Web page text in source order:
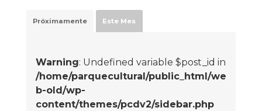
Próximamente Este Mes
Warning: Undefined variable $post_id in
/home/parquecultural/public_html/we
b-old/wp-
content/themes/pcdv2/sidebar.php